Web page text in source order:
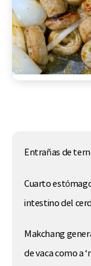
Entrañas de
Cuarto
intestino del
Makchang
de vaca como a